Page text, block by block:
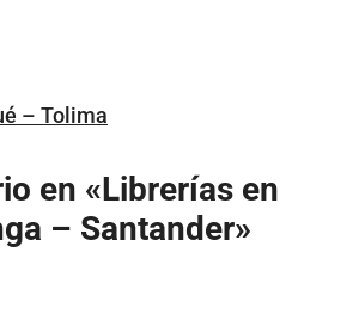
– Tolima
en «Librerías en
– Santander»